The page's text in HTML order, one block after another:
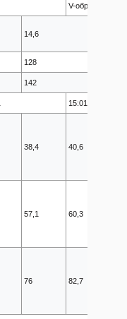
V-образне
14,6
128
142
15:01
38,4 40,6
57,1 60,3
76 82,7